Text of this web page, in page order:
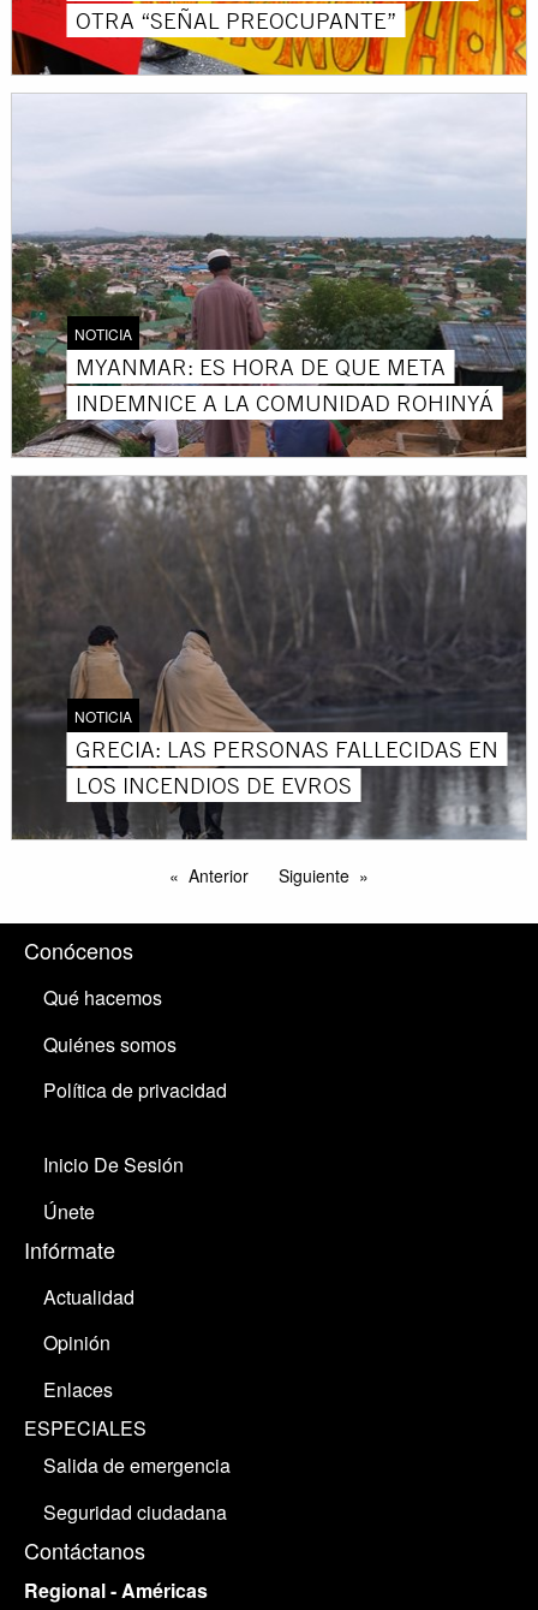
OTRA “SEÑAL PREOCUPANTE”
NOTICIA
MYANMAR: ES HORA DE QUE META
INDEMNICE A LA COMUNIDAD ROHINYÁ
NOTICIA
GRECIA: LAS PERSONAS FALLECIDAS EN
LOS INCENDIOS DE EVROS
Anterior Siguiente
Conócenos
Qué hacemos
Quiénes somos
Política de privacidad
Inicio De Sesión
Únete
Infórmate
Actualidad
Opinión
Enlaces
ESPECIALES
Salida de emergencia
Seguridad ciudadana
Contáctanos
Regional - Américas